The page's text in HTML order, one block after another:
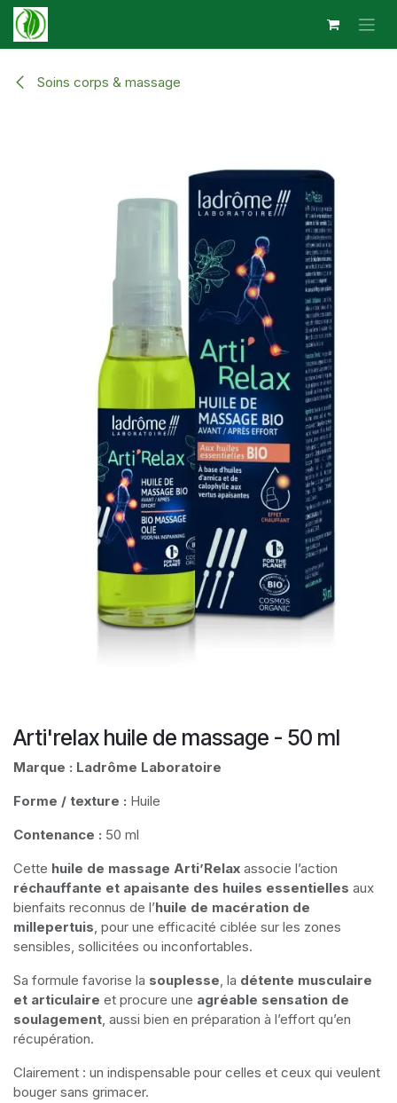
Se rendre au contenu
Soins corps & massage
Arti'relax huile de massage - 50 ml
Marque : Ladrôme Laboratoire
Forme / texture : Huile
Contenance : 50 ml
Cette huile de massage Arti’Relax associe l’action
réchauffante et apaisante des huiles essentielles aux
bienfaits reconnus de l’huile de macération de
millepertuis , pour une efficacité ciblée sur les zones
sensibles, sollicitées ou inconfortables.
Sa formule favorise la souplesse , la détente musculaire
et articulaire et procure une agréable sensation de
soulagement , aussi bien en préparation à l’effort qu’en
récupération.
Clairement : un indispensable pour celles et ceux qui veulent
bouger sans grimacer.